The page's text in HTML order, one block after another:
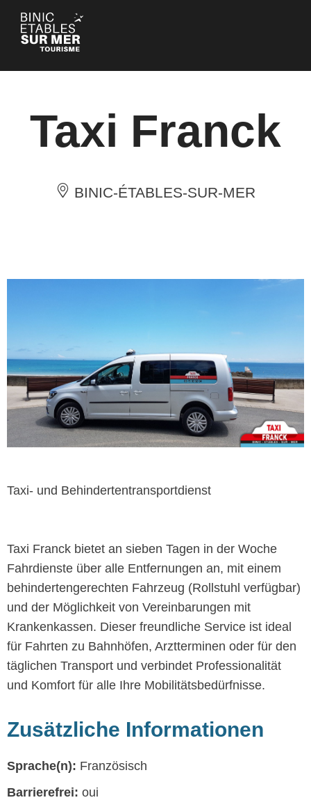
Cookie-Einstellungen
Taxi Franck
BINIC-ÉTABLES-SUR-MER
Taxi- und Behindertentransportdienst
Taxi Franck bietet an sieben Tagen in der Woche
Fahrdienste über alle Entfernungen an, mit einem
behindertengerechten Fahrzeug (Rollstuhl verfügbar)
und der Möglichkeit von Vereinbarungen mit
Krankenkassen. Dieser freundliche Service ist ideal
für Fahrten zu Bahnhöfen, Arztterminen oder für den
täglichen Transport und verbindet Professionalität
und Komfort für alle Ihre Mobilitätsbedürfnisse.
Zusätzliche Informationen
Sprache(n): Französisch
Barrierefrei: oui